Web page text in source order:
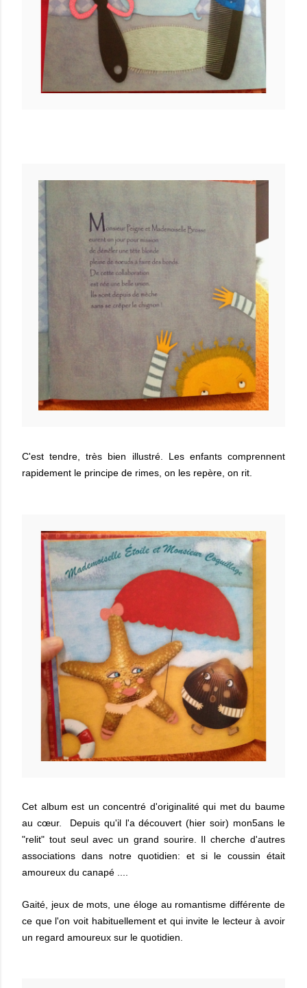
C'est tendre, très bien illustré. Les enfants comprennent
rapidement le principe de rimes, on les repère, on rit.
Cet album est un concentré d'originalité qui met du baume
au cœur. Depuis qu'il l'a découvert (hier soir) mon5ans le
"relit" tout seul avec un grand sourire. Il cherche d'autres
associations dans notre quotidien: et si le coussin était
amoureux du canapé ....
Gaité, jeux de mots, une éloge au romantisme différente de
ce que l'on voit habituellement et qui invite le lecteur à avoir
un regard amoureux sur le quotidien.